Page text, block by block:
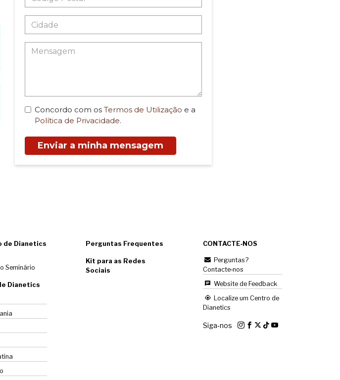
Concordo com os Termos de Utilização e a
Política de Privacidade.
Enviar a minha mensagem
de Dianetics
Seminário
Dianetics
Perguntas Frequentes
Kit para as Redes
Sociais
CONTACTE‑NOS
Perguntas?
Contacte‑nos
Website de Feedback
Localize um Centro de
Dianetics
Siga‑nos